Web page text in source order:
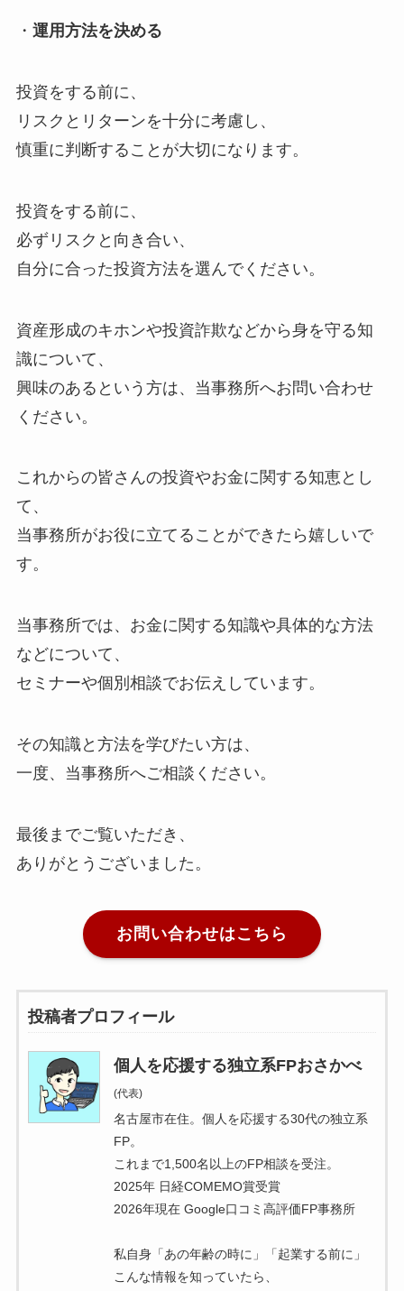
・ 運用方法を決める
投資をする前に、
リスクとリターンを十分に考慮し、
慎重に判断することが大切になります。
投資をする前に、
必ずリスクと向き合い、
自分に合った投資方法を選んでください。
資産形成のキホンや投資詐欺などから身を守る知
識について、
興味のあるという方は、当事務所へお問い合わせ
ください。
これからの皆さんの投資やお金に関する知恵とし
て、
当事務所がお役に立てることができたら嬉しいで
す。
当事務所では、お金に関する知識や具体的な方法
などについて、
セミナーや個別相談でお伝えしています。
その知識と方法を学びたい方は、
一度、当事務所へご相談ください。
最後までご覧いただき、
ありがとうございました。
お問い合わせはこちら
投稿者プロフィール
個人を応援する独立系FPおさかべ
(代表)
名古屋市在住。個人を応援する30代の独立系
FP。
これまで1,500名以上のFP相談を受注。
2025年 日経COMEMO賞受賞
2026年現在 Google口コミ高評価FP事務所
私自身「あの年齢の時に」「起業する前に」
こんな情報を知っていたら、